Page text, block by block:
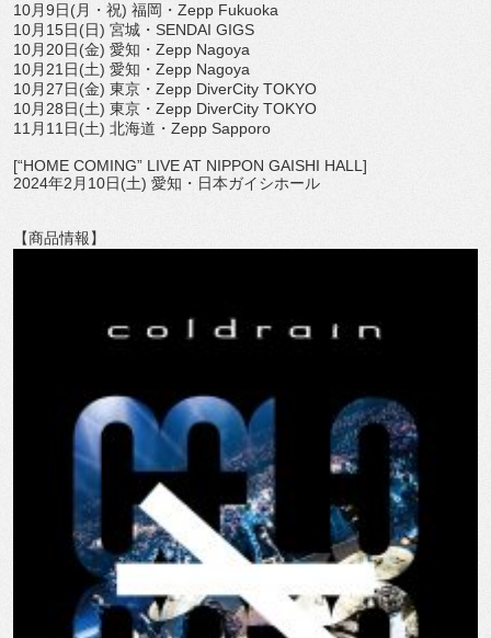
10月9日(月・祝) 福岡・ Zepp Fukuoka
10月 15日(日) 宮城・ SENDAI GIGS
10月 20日(金) 愛知・ Zepp Nagoya
10月 21 日(土) 愛知・ Zepp Nagoya
10月 27日(金) 東京・ Zepp DiverCity TOKYO
10月 28日(土) 東京・ Zepp DiverCity TOKYO
11 月 11 日(土) 北海道・ Zepp Sapporo
[“HOME COMING” LIVE AT NIPPON GAISHI HALL]
2024年2 月 10日(土) 愛知・日本ガイシホール
【商品情報】